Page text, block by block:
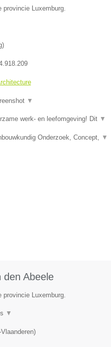
provincie Luxemburg.
)
▼
werk- en leefomgeving! Dit ▼
Onderzoek, Concept, ▼
den Abeele
provincie Luxemburg.
▼
)